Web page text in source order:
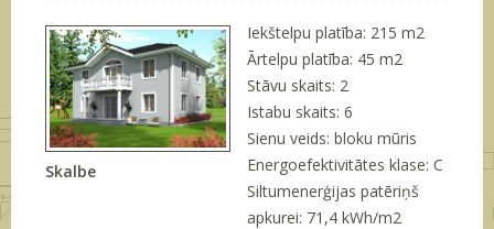
Skalbe
Iekštelpu platība: 215 m2
Ārtelpu platība: 45 m2
Stāvu skaits: 2
Istabu skaits: 6
Sienu veids: bloku mūris
Energoefektivitātes klase: C
Siltumenerģijas patēriņš
apkurei: 71,4 kWh/m2